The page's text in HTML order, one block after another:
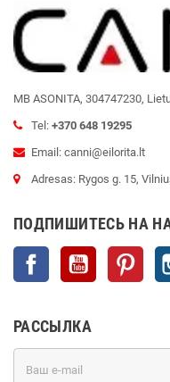
MB ASONITA, 304747230,
Tel: +370 648 19295
Email: canni@eilorita.lt
Adresas: Rygos g. 15,
ПОДПИШИТЕСЬ НА
Facebook YouTube
РАССЫЛКА